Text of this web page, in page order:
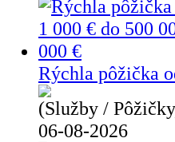
Rýchla pôžička
(Služby /
06-08-2026